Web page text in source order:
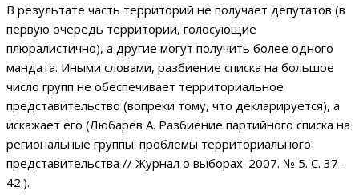
В результате часть территорий не получает депутатов (в
первую очередь территории, голосующие
плюралистично), а другие могут получить более одного
мандата. Иными словами, разбиение списка на большое
число групп не обеспечивает территориальное
представительство (вопреки тому, что декларируется), а
искажает его (Любарев А. Разбиение партийного списка на
региональные группы: проблемы территориального
представительства // Журнал о выборах. 2007. № 5. С. 37–
42.).